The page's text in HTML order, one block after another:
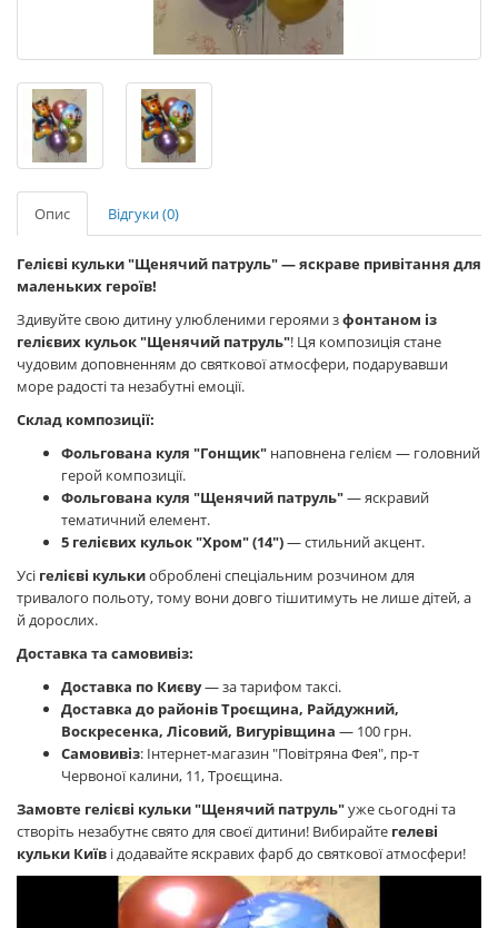
Опис Відгуки (0)
Гелієві кульки "Щенячий патруль" — яскраве привітання для
маленьких героїв!
Здивуйте свою дитину улюбленими героями зфонтаном із
гелієвих кульок "Щенячий патруль"! Ця композиція стане
чудовим доповненням до святкової атмосфери, подарувавши
море радості та незабутні емоції.
Склад композиції:
Фольгована куля "Гонщик" наповнена гелієм — головний
герой композиції.
Фольгована куля "Щенячий патруль"— яскравий
тематичний елемент.
5 гелієвих кульок "Хром" (14")— стильний акцент.
Усі гелієві кулькиоброблені спеціальним розчином для
тривалого польоту, тому вони довго тішитимуть не лише дітей, а
й дорослих.
Доставка та самовивіз:
Доставка по Києву— за тарифом таксі.
Доставка до районів Троєщина, Райдужний,
Воскресенка, Лісовий, Вигурівщина — 100 грн.
Самовивіз: Інтернет-магазин "Повітряна Фея", пр-т
Червоної калини, 11, Троєщина.
Замовте гелієві кульки "Щенячий патруль"уже сьогодні та
створіть незабутнє свято для своєї дитини! Вибирайте гелеві
кульки Київ і додавайте яскравих фарб до святкової атмосфери!